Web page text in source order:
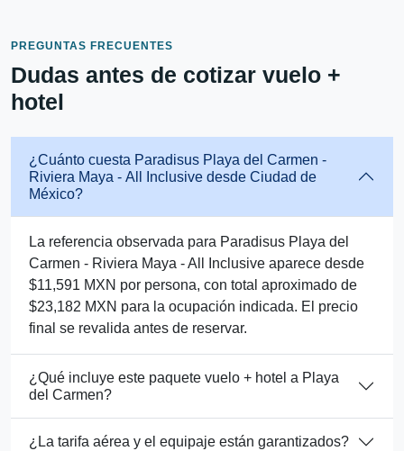
PREGUNTAS FRECUENTES
Dudas antes de cotizar vuelo +
hotel
¿Cuánto cuesta Paradisus Playa del Carmen -
Riviera Maya - All Inclusive desde Ciudad de
México?
La referencia observada para Paradisus Playa del
Carmen - Riviera Maya - All Inclusive aparece desde
$11,591 MXN por persona, con total aproximado de
$23,182 MXN para la ocupación indicada. El precio
final se revalida antes de reservar.
¿Qué incluye este paquete vuelo + hotel a Playa
del Carmen?
¿La tarifa aérea y el equipaje están garantizados?